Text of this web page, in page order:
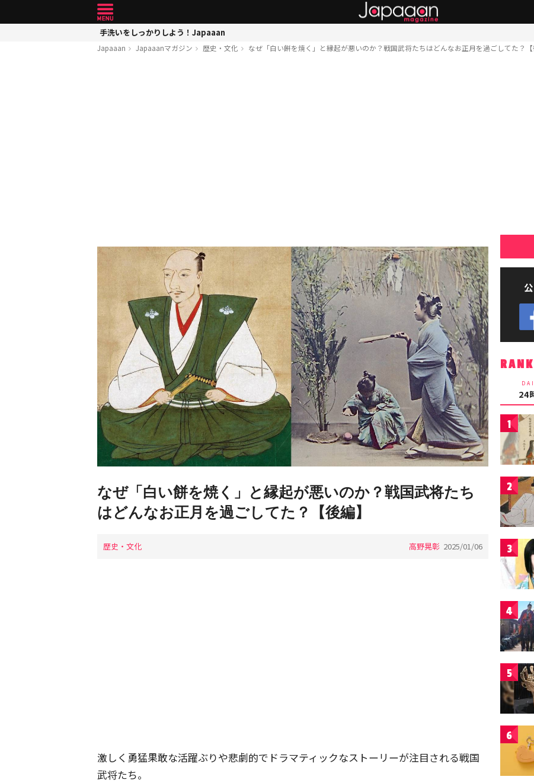
手洗いをしっかりしよう！Japaaan
Japaaan Japaaanマガジン 歴史・文化 なぜ「白い餅を焼く」と縁起が悪いのか？戦国武将たちはどんなお正月を過ごしてた？【
なぜ「白い餅を焼く」と縁起が悪いのか？戦国武将たち
はどんなお正月を過ごしてた？【後編】
歴史・文化 高野晃彰 2025/01/06
激しく勇猛果敢な活躍ぶりや悲劇的でドラマティックなストーリーが注目される戦国
武将たち。
24
1
2
3
4
5
6